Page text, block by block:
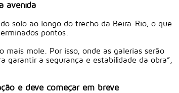
avenida
solo ao longo do trecho da Beira-Rio, o que
pontos.
mais mole. Por isso, onde as galerias serão
garantir a segurança e estabilidade da obra”,
e deve começar em breve